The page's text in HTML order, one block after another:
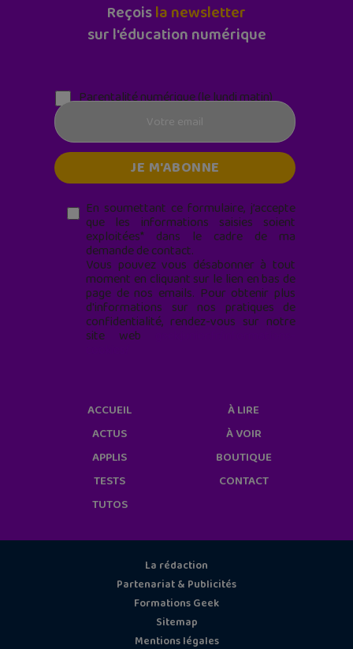
Reçoisla newsletter
sur l'éducation numérique
Parentalité numérique (le lundi matin)
En soumettant ce formulaire, j’accepte
que les informations saisies soient
exploitées* dans le cadre de ma
demande de contact.
Vous pouvez vous désabonner à tout
moment en cliquant sur le lien en bas de
page de nos emails. Pour obtenir plus
d'informations sur nos pratiques de
confidentialité, rendez-vous sur notre
site web
ACCUEIL
ACTUS
APPLIS
TESTS
TUTOS
À LIRE
À VOIR
BOUTIQUE
CONTACT
La rédaction
Partenariat & Publicités
Formations Geek
Sitemap
Mentions légales